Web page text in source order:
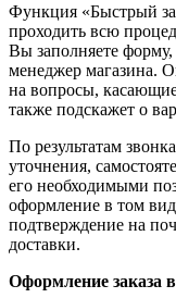
Функция «Быстрый
проходить всю
Вы заполняете форму,
менеджер магазина.
на вопросы,
также подскажет о
По результатам
уточнения,
его необходимыми
оформление в том
подтверждение на
доставки.
Оформление заказа